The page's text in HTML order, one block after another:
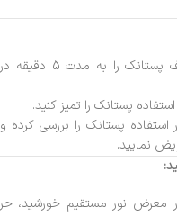
قبل از مصرف
پستانک را تمیز کنید.
استفاده پستانک را بررسی
نمایید.
معرض نور مستقیم خورشید،